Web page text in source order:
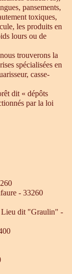
pansements,
toxiques,
les produits en
lours ou de
trouverons la
spécialisées en
casse-
dit « dépôts
par la loi
- 33260
Lieu dit "Graulin" -